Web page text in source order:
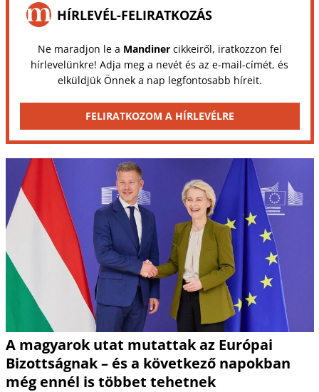
HÍRLEVÉL-FELIRATKOZÁS
Ne maradjon le a Mandinercikkeiről, iratkozzon fel
hírlevelünkre! Adja meg a nevét és az e-mail-címét, és
elküldjük Önnek a nap legfontosabb híreit.
FELIRATKOZOM A HÍRLEVÉLRE
A magyarok utat mutattak az Európai
Bizottságnak – és a következő napokban
még ennél is többet tehetnek